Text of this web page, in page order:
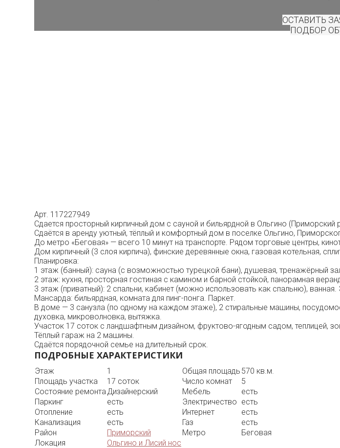
ОСТАВИТЬ
ПОДБОР
Арт. 117227949
Сдается просторный кирпичный дом с сауной и бильярдной в Ольгино (Приморский
Сдаётся в аренду уютный, тёплый и комфортный дом в поселке Ольгино,
До метро «Беговая» — всего 10 минут на транспорте. Рядом торговые центры,
Дом кирпичный (3 слоя кирпича), финские деревянные окна, газовая котельная,
Планировка:
1 этаж (банный): сауна (с возможностью турецкой бани), душевая, тренажёрный
2 этаж: кухня, просторная гостиная с камином и барной стойкой, панорамная
3 этаж (приватный): 2 спальни, кабинет (можно использовать как спальню),
Мансарда: бильярдная, комната для пинг-понга. Паркет.
В доме — 3 санузла (по одному на каждом этаже), 2 стиральные машины,
духовка, микроволновка, вытяжка.
Участок 17 соток с ландшафтным дизайном, фруктово-ягодным садом, теплицей,
Тёплый гараж на 2 машины.
Сдаётся порядочной семье на длительный срок.
ПОДРОБНЫЕ ХАРАКТЕРИСТИКИ
Этаж 1 Общая площадь 570 кв.м.
Площадь участка
17 соток Число комнат
5
Состояние ремонта Дизайнерский Мебель
есть
Паркинг
есть Электричество есть
Отопление
есть Интернет
есть
Канализация
есть Газ
есть
Район
Приморский Метро
Беговая
Локация
Ольгино и Лисий нос